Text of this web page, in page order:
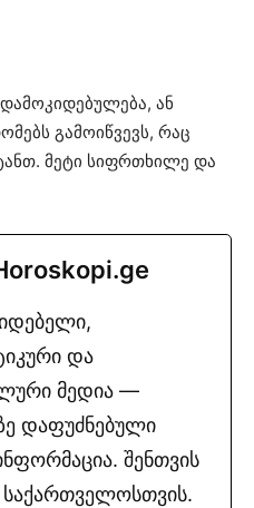
ან
გამოიწვევს, რაც
მეტი სიფრთხილე და
და
მედია —
დაფუძნებული
შენთვის
საქართველოსთვის.